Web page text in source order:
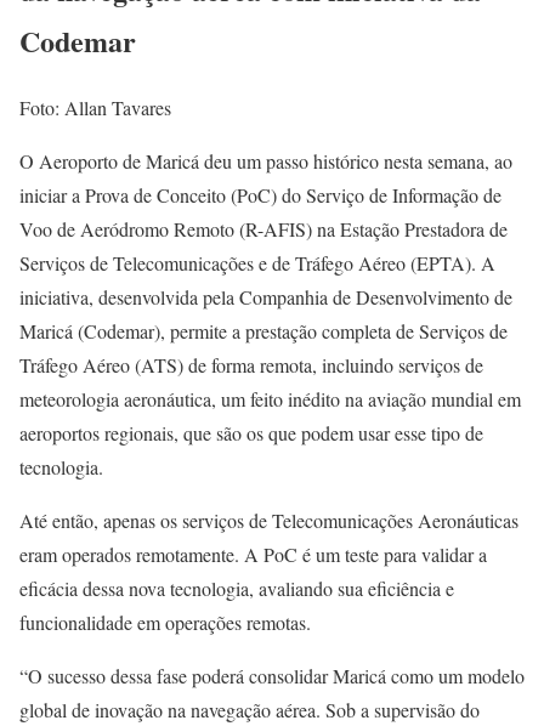
Codemar
Foto: Allan Tavares
O Aeroporto de Maricá deu um passo histórico nesta semana, ao
iniciar a Prova de Conceito (PoC) do Serviço de Informação de
Voo de Aeródromo Remoto (R-AFIS) na Estação Prestadora de
Serviços de Telecomunicações e de Tráfego Aéreo (EPTA). A
iniciativa, desenvolvida pela Companhia de Desenvolvimento de
Maricá (Codemar), permite a prestação completa de Serviços de
Tráfego Aéreo (ATS) de forma remota, incluindo serviços de
meteorologia aeronáutica, um feito inédito na aviação mundial em
aeroportos regionais, que são os que podem usar esse tipo de
tecnologia.
Até então, apenas os serviços de Telecomunicações Aeronáuticas
eram operados remotamente. A PoC é um teste para validar a
eficácia dessa nova tecnologia, avaliando sua eficiência e
funcionalidade em operações remotas.
“O sucesso dessa fase poderá consolidar Maricá como um modelo
global de inovação na navegação aérea. Sob a supervisão do